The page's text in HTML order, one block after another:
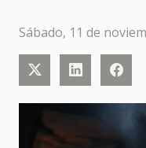
Sábado, 11 de